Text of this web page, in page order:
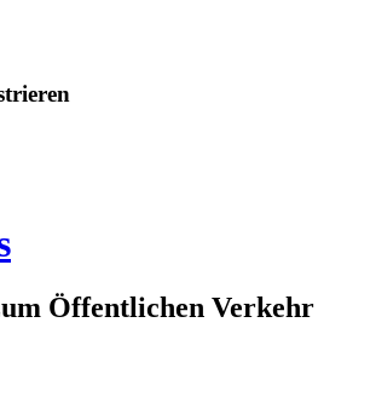
Öffentlichen Verkehr